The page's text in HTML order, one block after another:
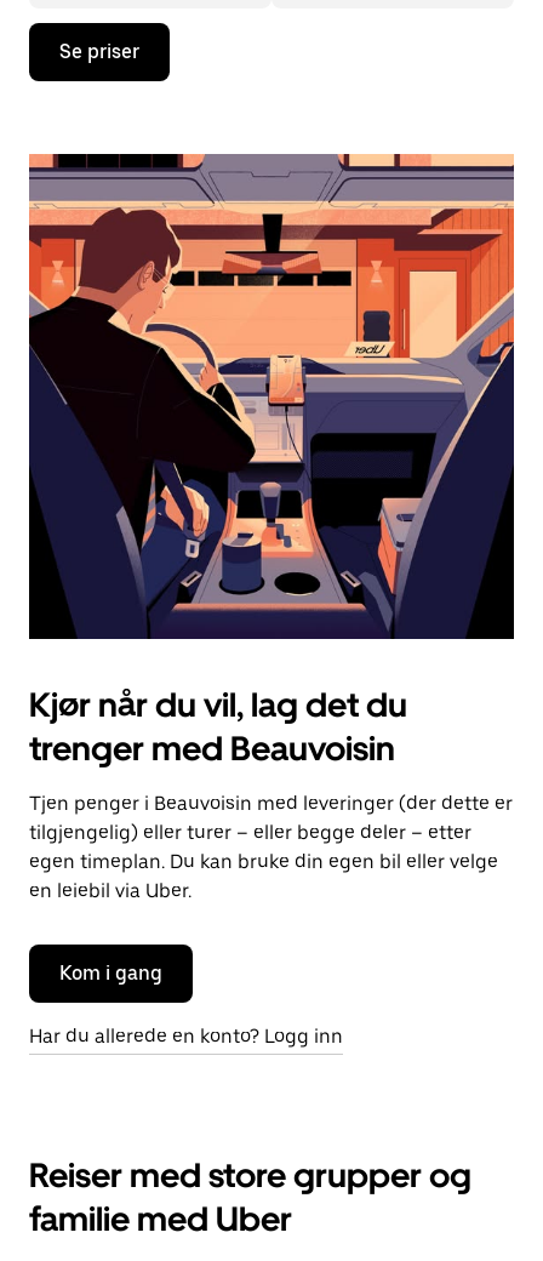
Trykk
piltast
åpne
og
velge
dato.
Trykk
på
Esc-
knappen
kalenderen.
Se priser
Kjør når du vil, lag det du
trenger med Beauvoisin
Tjen penger i Beauvoisin med leveringer (der dette er
tilgjengelig) eller turer – eller begge deler – etter
egen timeplan. Du kan bruke din egen bil eller velge
en leiebil via Uber.
Kom i gang
Har du allerede en konto? Logg inn
Reiser med store grupper og
familie med Uber